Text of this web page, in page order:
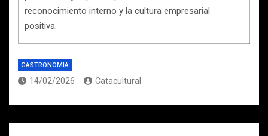
reconocimiento interno y la cultura empresarial
positiva.
GASTRONOMIA
14/02/2026 Catacultural